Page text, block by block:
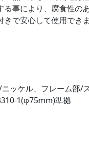
事により、腐食性の
で安心して使用できま
ッケル、フレーム部/
1(φ75mm)準拠